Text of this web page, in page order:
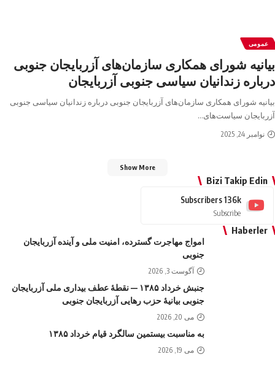
عمومی
بیانیه شورای همکاری سازمان‌های آزربایجان جنوبی
درباره زندانیان سیاسی جنوبی آزربایجان
بیانیه شورای همکاری سازمان‌های آزربایجان جنوبی درباره زندانیان سیاسی جنوبی
آزربایجان سیاست‌های…
نوامبر 24, 2025
Show More
Bizi Takip Edin
136k
Subscribers
Subscribe
Haberler
امواج‌ مهاجرت گسترده، امنیت ملی و آینده آزربایجان
جنوبی
آگوست 3, 2026
جنبش خرداد ۱۳۸۵ — نقطهٔ عطف بیداری ملی آزربایجان
جنوبی بیانیهٔ حزب رهایی آزربایجان جنوبی
می 20, 2026
به مناسبت بیستمین سالگرد قیام خرداد ۱۳۸۵
می 19, 2026